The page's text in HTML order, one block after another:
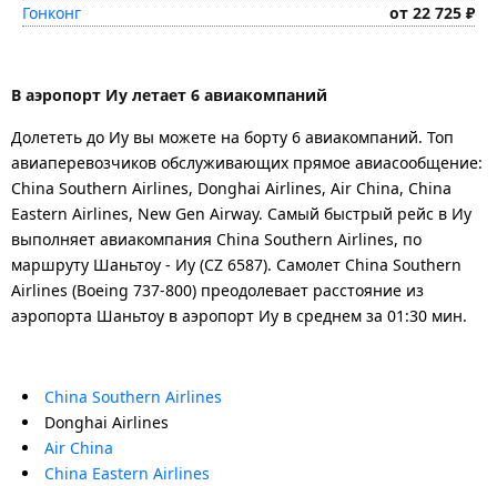
Гонконг
от 22 725 ₽
В аэропорт Иу летает 6 авиакомпаний
Долететь до Иу вы можете на борту 6 авиакомпаний. Топ
авиаперевозчиков обслуживающих прямое авиасообщение:
China Southern Airlines, Donghai Airlines, Air China, China
Eastern Airlines, New Gen Airway. Самый быстрый рейс в Иу
выполняет авиакомпания China Southern Airlines, по
маршруту Шаньтоу - Иу (CZ 6587). Самолет China Southern
Airlines (Boeing 737-800) преодолевает расстояние из
аэропорта Шаньтоу в аэропорт Иу в среднем за 01:30 мин.
China Southern Airlines
Donghai Airlines
Air China
China Eastern Airlines